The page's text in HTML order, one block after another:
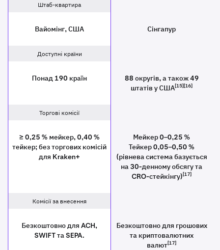
Штаб-квартира
Вайомінг, США Сінгапур
Доступні країни
Понад 190 країн
88 округів, а також 49
штатів у США[15][16]
Торгові комісії
≥ 0,25 % мейкер, 0,40 %
тейкер; без торгових комісій
для Kraken+
Мейкер 0–0,25 %
Тейкер 0,05–0,50 %
(рівнева система базується
на 30-денному обсягу та
CRO-стейкінгу)[17]
Комісії за внесення
Безкоштовно для ACH,
SWIFT та SEPA.
Безкоштовно для грошових
та криптовалютних
валют[17]